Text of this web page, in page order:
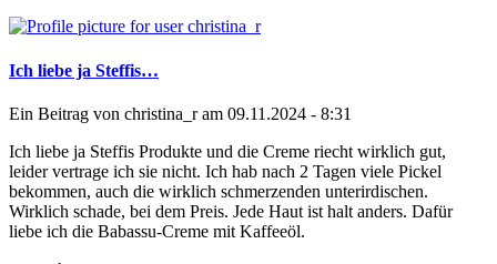
Ich liebe ja Steffis…
Ein Beitrag von christina_ram 09.11.2024 - 8:31
Ich liebe ja Steffis Produkte und die Creme riecht wirklich gut,
leider vertrage ich sie nicht. Ich hab nach 2 Tagen viele Pickel
bekommen, auch die wirklich schmerzenden unterirdischen.
Wirklich schade, bei dem Preis. Jede Haut ist halt anders. Dafür
liebe ich die Babassu-Creme mit Kaffeeöl.